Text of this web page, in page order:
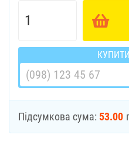
Підсумкова сума: 53.00